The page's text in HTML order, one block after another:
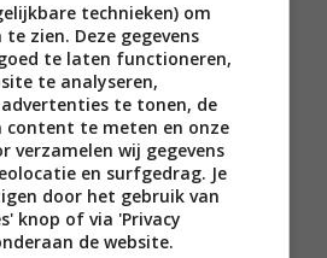
de consoles
dat de
de Xbox One.
technieken) om
zien. Deze gegevens
te laten functioneren,
te analyseren,
te tonen, de
te meten en onze
verzamelen wij gegevens
en surfgedrag. Je
door het gebruik van
knop of via 'Privacy
de website.